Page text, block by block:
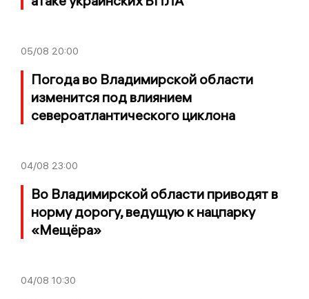
05/08 20:00
Погода во Владимирской области
изменится под влиянием
североатлантического циклона
04/08 23:00
Во Владимирской области приводят в
норму дорогу, ведущую к нацпарку
«Мещёра»
04/08 10:30